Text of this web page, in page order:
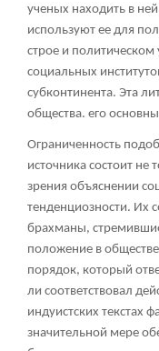
ученых находить в
используют ее для
строе и политическом
социальных
субконтинента. Эта
общества. его
Ограниченность
источника состоит не
зрения объяснении
тенденциозности. Их
брахманы,
положение в
порядок, который
ли соответствовал
индуистских текстах
значительной мере